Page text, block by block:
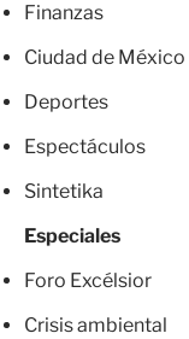
Finanzas
Ciudad de México
Deportes
Espectáculos
Sintetika
Especiales
Foro Excélsior
Crisis ambiental